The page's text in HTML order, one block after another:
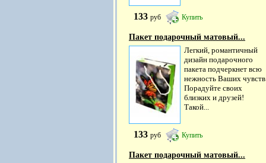
133 руб Купить
Пакет подарочный матовый...
Легкий, романтичный
дизайн подарочного
пакета подчеркнет всю
нежность Ваших
Порадуйте своих
близких и друзей!
Такой...
133 руб Купить
Пакет подарочный матовый...